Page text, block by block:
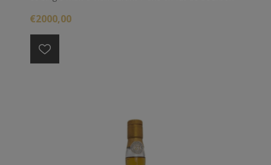
titre 54.9% et est une édition strictement limitée 204
(Boite légèrement endommagée)
€2000,00